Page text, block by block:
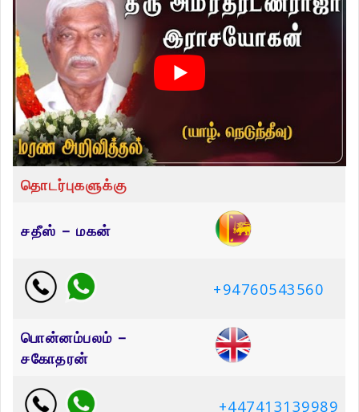
தொடர்புகளுக்கு
சதீஸ் – மகன்
+94760543560
பொன்னம்பலம் –
சகோதரன்
+447413139989